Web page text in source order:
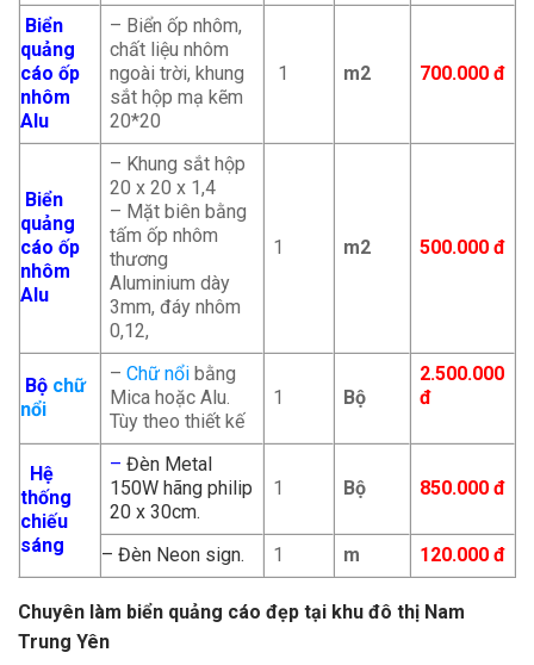
Biển
quảng
cáo ốp
nhôm
Alu
– Biển ốp nhôm,
chất liệu nhôm
ngoài trời, khung
sắt hộp mạ kẽm
20*20
1 m2 700.000 đ
Biển
quảng
cáo ốp
nhôm
Alu
– Khung sắt hộp
20 x 20 x 1,4
– Mặt biên bằng
tấm ốp nhôm
thương
Aluminium dày
3mm, đáy nhôm
0,12,
1 m2 500.000 đ
Bộ chữ
nổi
–Chữ nổi bằng
Mica hoặc Alu.
Tùy theo thiết kế
1 Bộ
2.500.000
đ
Hệ
thống
chiếu
sáng
– Đèn Metal
150W hãng philip
20 x 30cm.
1 Bộ 850.000 đ
– Đèn Neon sign. 1 m 120.000 đ
Chuyên làm biển quảng cáo đẹp tại khu đô thị Nam
Trung Yên